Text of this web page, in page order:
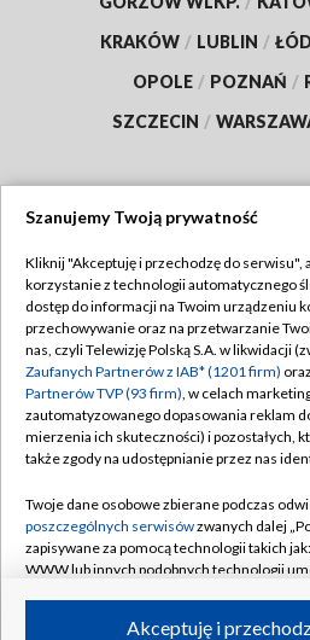
KRAKÓW / LUBLIN /
OPOLE / POZNAŃ /
SZCZECIN /
TVP
Abonament TVP
Emisja w TVP
Centrum informacji TVP
Naziemna Telewizja Cyfrowa
Rada Programowa
System NOS
Informacje o nadawcy
Regulamin
Polityka
Moje
Pomoc
Kanały
Szanujemy Twoją prywatność
Kliknij "Akceptuję i przechodzę do serwisu",
korzystanie z technologii automatycznego
dostęp do informacji na Twoim urządzeniu
przechowywanie oraz na przetwarzanie
nas, czyli Telewizję Polską S.A. w likwidacji
Zaufanych Partnerów z IAB* (1201 firm)
Partnerów TVP (93 firm), w celach
zautomatyzowanego dopasowania reklam
mierzenia ich skuteczności) i pozostałych,
także zgody na udostępnianie przez nas
Twoje dane osobowe zbierane podczas
poszczególnych serwisówzwanych dalej
zapisywane za pomocą technologii takich
WWW lub innych podobnych technologii
ruchu w Internecie.Akceptuję i